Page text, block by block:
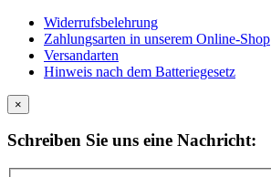
Widerrufsbelehrung
Zahlungsarten in unserem Online-Shop
Versandarten
Hinweis nach dem Batteriegesetz
×
Schreiben Sie uns eine Nachricht: